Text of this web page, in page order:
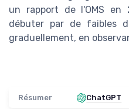
un rapport de l'OMS en
débuter par de faibles
graduellement, en
Résumer ChatGPT